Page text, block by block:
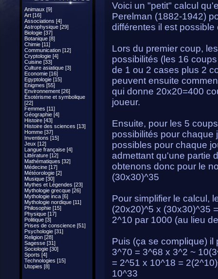
Animaux [9]
Art [16]
Associations [4]
Astrophysique [29]
Biologie [37]
Botanique [8]
Chimie [11]
Communication [12]
Cryptologie [4]
Cuisine [33]
Culture asiatique [3]
Economie [16]
Egyptologie [15]
Enigmes [55]
Environnement [26]
Ésotérisme et symbolique
[22]
Femmes [11]
Géographie [4]
Histoire [43]
Histoire des sciences [13]
Homme [37]
Inventions [15]
Jeux [12]
Langue française [4]
Littérature [12]
Mathématiques [32]
Médecine [17]
Météorologie [2]
Musique [30]
Mythes et Légendes [23]
Mythologie grecque [26]
Mythologie inca [6]
Mythologie nordique [11]
Philosophie [15]
Physique [17]
Politique [3]
Prises de conscience [51]
Psychologie [31]
Religion [28]
Sagesse [31]
Sociologie [30]
Sports [4]
Technologies [15]
Utopies [8]
Voici un "petit" calcul
Perelman (1882-1942)
différentes il est possible
Lors du premier coup,
possibilités (les 16
de 1 ou 2 cases plus 2
peuvent ensuite
qui donne 20x20=400
joueur.
Ensuite, pour les 5
possibilités pour chaque
possibles pour chaque
admettant qu'une partie
obtenons donc pour le
(30x30)^35
Pour simplifier le calcul,
(20x20)^5 x (30x30)^35
2^10 par 1000 (au lieu
Puis (ça se complique)
3^70 = 3^68 x 3^2 ~
= 2^51 x 10^18 =
10^33